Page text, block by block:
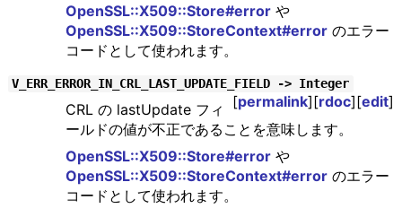
OpenSSL::X509::Store#errorや
OpenSSL::X509::StoreContext#errorのエラー
コードとして使われます。
V_ERR_ERROR_IN_CRL_LAST_UPDATE_FIELD -> Integer
[permalink][rdoc][edit]
CRL の lastUpdate フィ
ールドの値が不正であることを意味します。
OpenSSL::X509::Store#errorや
OpenSSL::X509::StoreContext#errorのエラー
コードとして使われます。